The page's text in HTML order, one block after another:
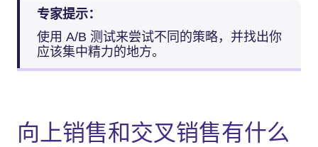
专家提示：
使用 A/B 测试来尝试不同的策略，并找出你
应该集中精力的地方。
向上销售和交叉销售有什么